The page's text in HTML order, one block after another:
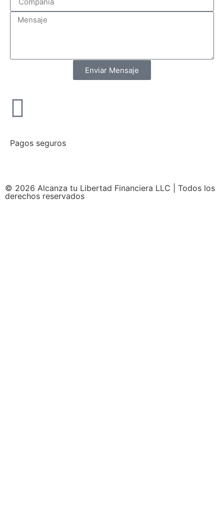
Enviar Mensaje
Pagos seguros
© 2026 Alcanza tu Libertad Financiera LLC | Todos los
derechos reservados